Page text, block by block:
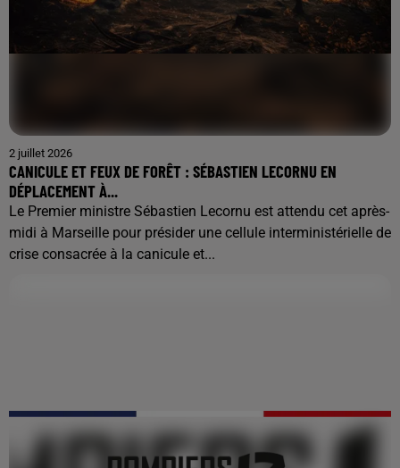
2 juillet 2026
CANICULE ET FEUX DE FORÊT : SÉBASTIEN LECORNU EN
DÉPLACEMENT À...
Le Premier ministre Sébastien Lecornu est attendu cet après-
midi à Marseille pour présider une cellule interministérielle de
crise consacrée à la canicule et...